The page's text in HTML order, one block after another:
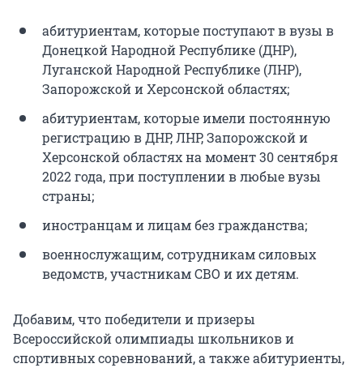
абитуриентам, которые поступают в вузы в
Донецкой Народной Республике (ДНР),
Луганской Народной Республике (ЛНР),
Запорожской и Херсонской областях;
абитуриентам, которые имели постоянную
регистрацию в ДНР, ЛНР, Запорожской и
Херсонской областях на момент 30 сентября
2022 года, при поступлении в любые вузы
страны;
иностранцам и лицам без гражданства;
военнослужащим, сотрудникам силовых
ведомств, участникам СВО и их детям.
Добавим, что победители и призеры
Всероссийской олимпиады школьников и
спортивных соревнований, а также абитуриенты,